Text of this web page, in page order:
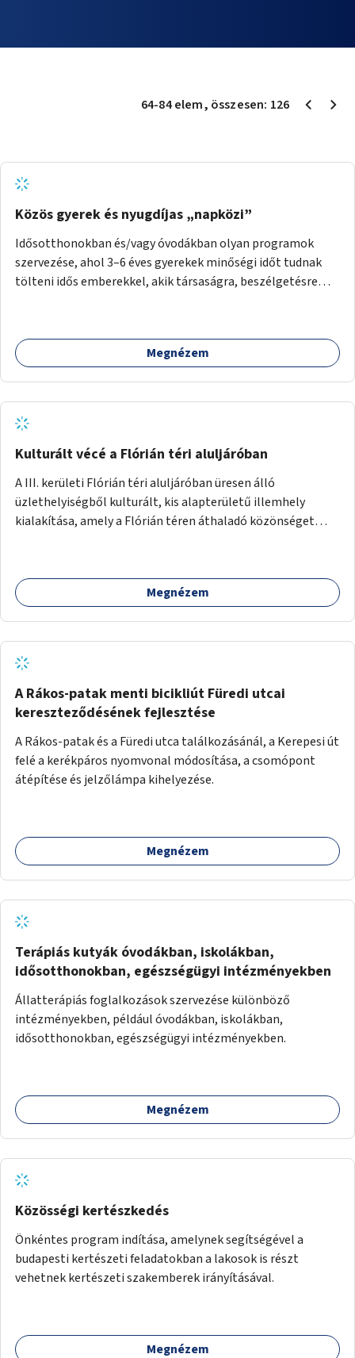
64-84elem, összesen: 126
Közös gyerek és nyugdíjas „napközi”
Idősotthonokban és/vagy óvodákban olyan programok
szervezése, ahol 3–6 éves gyerekek minőségi időt tudnak
tölteni idős emberekkel, akik társaságra, beszélgetésre
Megnézem
Kulturált vécé a Flórián téri aluljáróban
A III. kerületi Flórián téri aluljáróban üresen álló
üzlethelyiségből kulturált, kis alapterületű illemhely
kialakítása, amely a Flórián téren áthaladó közönséget
Megnézem
A Rákos-patak menti bicikliút Füredi utcai
kereszteződésének fejlesztése
A Rákos-patak és a Füredi utca találkozásánál, a Kerepesi út
felé a kerékpáros nyomvonal módosítása, a csomópont
átépítése és jelzőlámpa kihelyezése.
Megnézem
Terápiás kutyák óvodákban, iskolákban,
idősotthonokban, egészségügyi intézményekben
Állatterápiás foglalkozások szervezése különböző
intézményekben, például óvodákban, iskolákban,
idősotthonokban, egészségügyi intézményekben.
Megnézem
Közösségi kertészkedés
Önkéntes program indítása, amelynek segítségével a
budapesti kertészeti feladatokban a lakosok is részt
vehetnek kertészeti szakemberek irányításával.
Megnézem